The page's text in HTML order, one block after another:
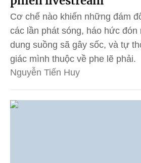
Cơ chế nào khiến những đám
các lần phát sóng, háo hức đón
dung suồng sã gây sốc, và tự
giác mình thuộc về phe lẽ phải.
Nguyễn Tiến Huy